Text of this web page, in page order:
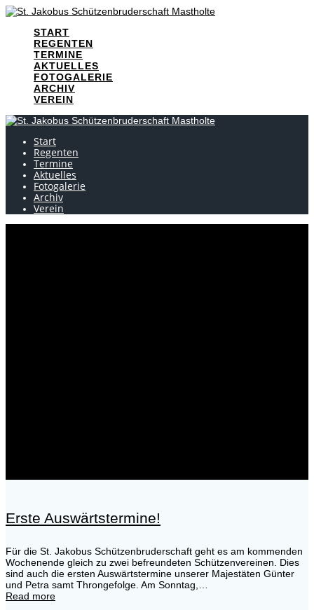
Skip
contentSTART
REGENTEN
TERMINE
AKTUELLES
FOTOGALERIE
ARCHIV
VEREIN
Start
Regenten
Termine
Aktuelles
Fotogalerie
Archiv
Verein
Erste Auswärtstermine!
Für die St. Jakobus Schützenbruderschaft geht es am kommenden
Wochenende gleich zu zwei befreundeten Schützenvereinen. Dies
sind auch die ersten Auswärtstermine unserer Majestäten Günter
und Petra samt Throngefolge. Am Sonntag,…
Read more